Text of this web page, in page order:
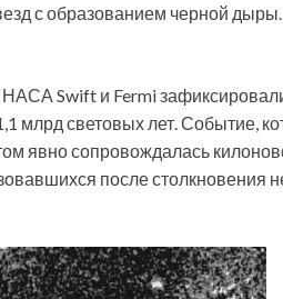
с образованием черной
НАСА Swift и Fermi
млрд световых лет. Событие,
явно сопровождалась
после столкновения